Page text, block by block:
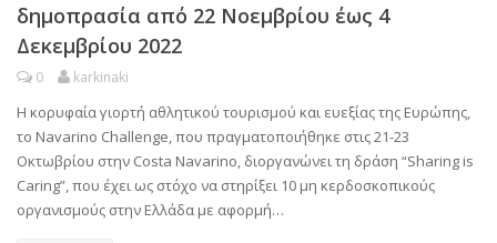
δημοπρασία από 22 Νοεμβρίου έως 4
Δεκεμβρίου 2022
0 karkinaki
Η κορυφαία γιορτή αθλητικού τουρισμού και ευεξίας της Ευρώπης,
το Navarino Challenge, που πραγματοποιήθηκε στις 21-23
Οκτωβρίου στην Costa Navarino, διοργανώνει τη δράση “Sharing is
Caring”, που έχει ως στόχο να στηρίξει 10 μη κερδοσκοπικούς
οργανισμούς στην Ελλάδα με αφορμή…